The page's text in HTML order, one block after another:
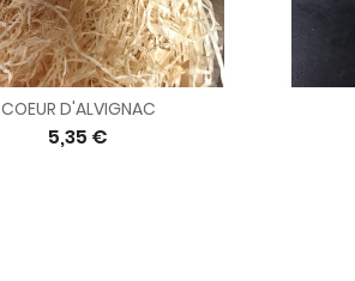
COEUR D'ALVIGNAC
5,35 €